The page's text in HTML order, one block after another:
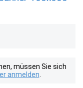
müssen Sie sich
anmelden